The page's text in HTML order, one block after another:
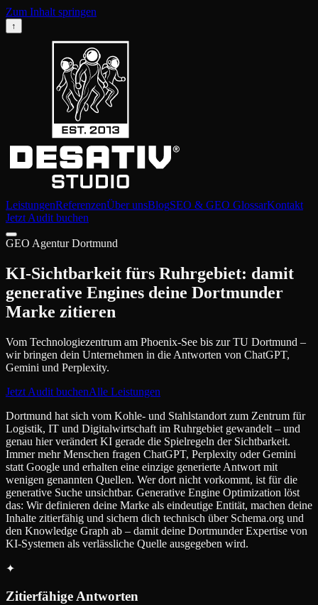
Zum Inhalt springen
↑
LeistungenReferenzenÜber unsBlogSEO & GEO GlossarKontakt
Jetzt Audit buchen
GEO Agentur Dortmund
KI-Sichtbarkeit fürs Ruhrgebiet: damit
generative Engines deine Dortmunder
Marke zitieren
Vom Technologiezentrum am Phoenix-See bis zur TU Dortmund –
wir bringen dein Unternehmen in die Antworten von ChatGPT,
Gemini und Perplexity.
Jetzt Audit buchenAlle Leistungen
Dortmund hat sich vom Kohle- und Stahlstandort zum Zentrum für
Logistik, IT und Digitalwirtschaft im Ruhrgebiet gewandelt – und
genau hier verändert KI gerade die Spielregeln der Sichtbarkeit.
Immer mehr Menschen fragen ChatGPT, Perplexity oder Gemini
statt Google und erhalten eine einzige generierte Antwort mit
wenigen genannten Quellen. Wer dort nicht vorkommt, ist für die
generative Suche unsichtbar. Generative Engine Optimization löst
das: Wir definieren deine Marke als eindeutige Entität, machen deine
Inhalte zitierfähig und sichern dich technisch über Schema.org und
den Knowledge Graph ab – damit deine Dortmunder Expertise von
KI-Systemen als verlässliche Quelle ausgegeben wird.
✦
Zitierfähige Antworten